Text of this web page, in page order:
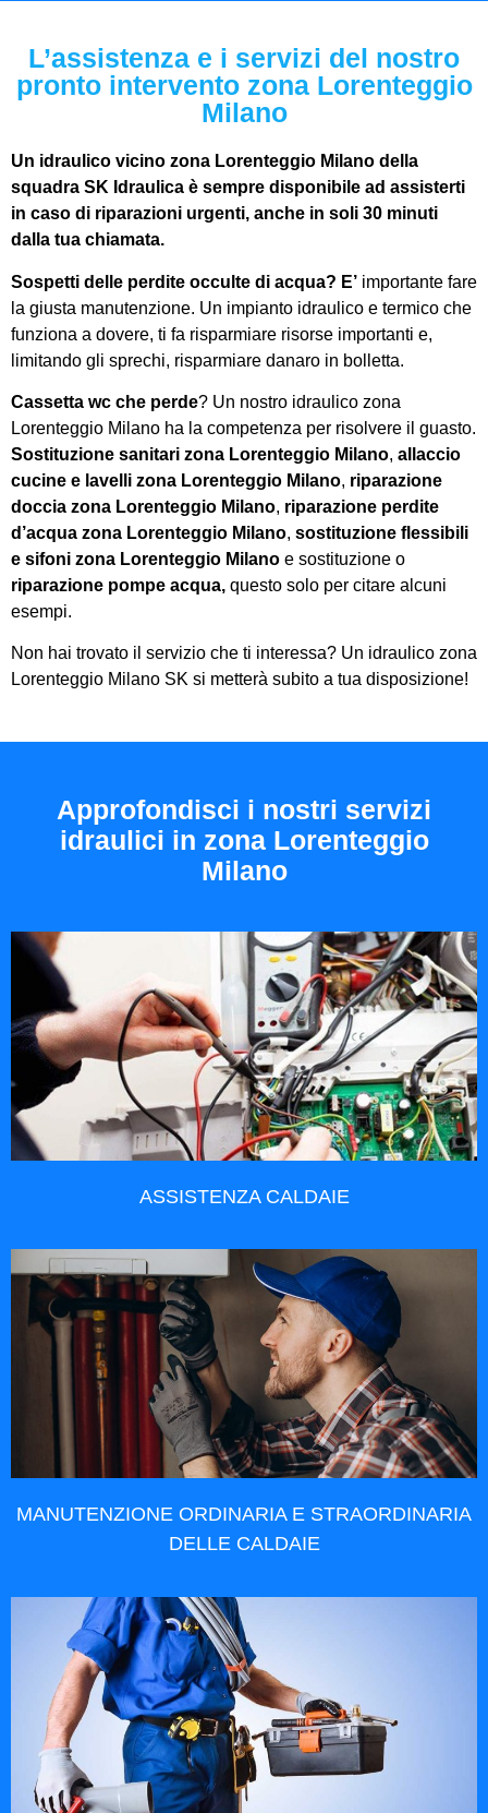
L’assistenza e i servizi del nostro
pronto intervento zona Lorenteggio
Milano
Un idraulico vicino zona Lorenteggio Milano della
squadra SK Idraulica è sempre disponibile ad assisterti
in caso di riparazioni urgenti, anche in soli 30 minuti
dalla tua chiamata.
Sospetti delle perdite occulte di acqua? E’ importante fare
la giusta manutenzione. Un impianto idraulico e termico che
funziona a dovere, ti fa risparmiare risorse importanti e,
limitando gli sprechi, risparmiare danaro in bolletta.
Cassetta wc che perde? Un nostro idraulico zona
Lorenteggio Milano ha la competenza per risolvere il guasto.
Sostituzione sanitari zona Lorenteggio Milano, allaccio
cucine e lavelli zona Lorenteggio Milano, riparazione
doccia zona Lorenteggio Milano, riparazione perdite
d’acqua zona Lorenteggio Milano, sostituzione flessibili
e sifoni zona Lorenteggio Milano e sostituzione o
riparazione pompe acqua, questo solo per citare alcuni
esempi.
Non hai trovato il servizio che ti interessa? Un idraulico zona
Lorenteggio Milano SK si metterà subito a tua disposizione!
Approfondisci i nostri servizi
idraulici in zona Lorenteggio
Milano
ASSISTENZA CALDAIE
MANUTENZIONE ORDINARIA E STRAORDINARIA
DELLE CALDAIE